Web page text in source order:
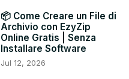
📦 Come Creare un File di
Archivio con EzyZip
Online Gratis | Senza
Installare Software
Jul 12, 2026